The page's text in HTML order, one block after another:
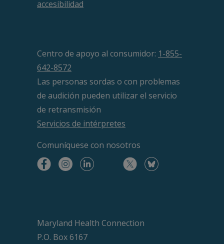
accesibilidad
Centro de apoyo al consumidor: 1-855-
642-8572
Las personas sordas o con problemas
de audición pueden utilizar el servicio
de retransmisión
Servicios de intérpretes
Comuníquese con nosotros
Maryland Health Connection
P.O. Box 6167